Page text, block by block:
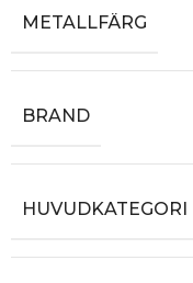
METALLFÄRG
BRAND
HUVUDKATEGORI